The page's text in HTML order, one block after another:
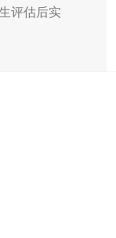
评估后实